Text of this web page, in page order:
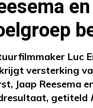
Luc
versterking
Jaap Reesema
getiteld